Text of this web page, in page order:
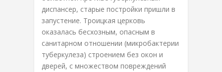
диспансер, старые постройки пришли в
запустение. Троицкая церковь
оказалась бесхозным, опасным в
санитарном отношении (микробактерии
туберкулеза) строением без окон и
дверей, с множеством повреждений